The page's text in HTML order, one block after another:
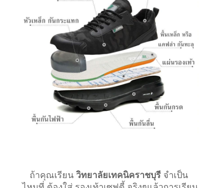
ถ้าคุณเรียน วิทยาลัยเทคนิคราชบุรีจำเป็น